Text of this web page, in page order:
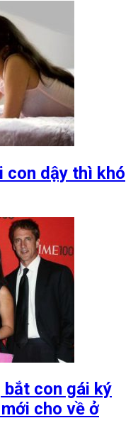
con dậy thì khó
con gái ký
cho về ở